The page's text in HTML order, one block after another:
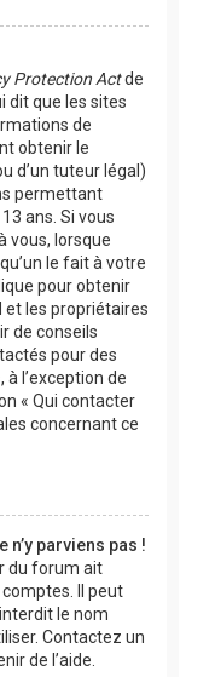
Protection Actde
dit que les sites
de
obtenir le
d’un tuteur légal)
permettant
ans. Si vous
vous, lorsque
le fait à votre
pour obtenir
et les propriétaires
de conseils
pour des
l’exception de
« Qui contacter
concernant ce
n’y parviens pas !
du forum ait
Il peut
le nom
Contactez un
de l’aide.